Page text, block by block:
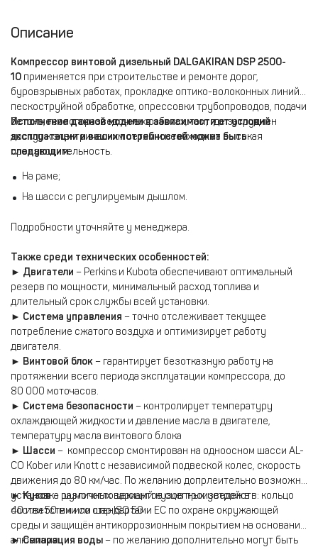
Описание
Компрессор винтовой дизельный DALGAKIRAN DSP 2500-
10 применяется при строительстве и ремонте дорог,
буровзрывных работах, прокладке оптико-волоконных линий,
пескоструйной обработке, опрессовки трубопроводов, подачи
бетона, геологоразведочных работах, там, где затруднен
доступ к электрическим сетям и необходима высокая
производительность.
Исполнение данной модели в зависимости от условий
эксплуатации и ваших потребностей может быть
следующим:
На раме;
На шасси с регулируемым дышлом.
Подробности уточняйте у менеджера.
Также среди технических особенностей:
► Двигатели – Perkins и Kubota обеспечивают оптимальный
резерв по мощности, минимальный расход топлива и
длительный срок службы всей установки.
► Cистема управления – точно отслеживает текущее
потребление сжатого воздуха и оптимизирует работу
двигателя.
► Винтовой блок – гарантирует безотказную работу на
протяжении всего периода эксплуатации компрессора, до
80 000 моточасов.
► Система безопасности – контролирует температуру
охлаждающей жидкости и давление масла в двигателе,
температуру масла винтового блока
► Шасси – компрессор смонтирован на одноосном шасси AL-
CO Kober или Knott с независимой подвеской колес, скорость
движения до 80 км/час. По желанию допрлеительно возможна
установка различных вариантов сцепных устройств: кольцо
40 или 50 мм или шар ISO 50
►Кузов– шумопоглощающий кузов произведен в
соответствии со стандартами ЕС по охране окружающей
среды и защищён антикоррозионным покрытием на основании
алюминия.
►Сепарация воды – по желанию дополнительно могут быть